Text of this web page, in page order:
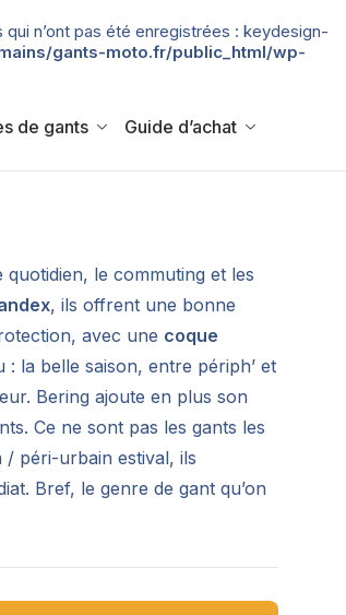
n’ont pas été enregistrées : keydesign-
gants-moto.fr/public_html/wp-
de gants Guide d’achat
le commuting et les
, ils offrent une bonne
avec une coque
: la belle saison, entre périph’ et
Bering ajoute en plus son
Ce ne sont pas les gants les
/ péri-urbain estival, ils
Bref, le genre de gant qu’on